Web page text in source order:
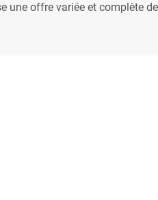
une offre variée et complète